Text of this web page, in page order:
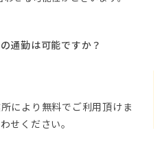
通勤は可能ですか？
により無料でご利用頂けま
せください。